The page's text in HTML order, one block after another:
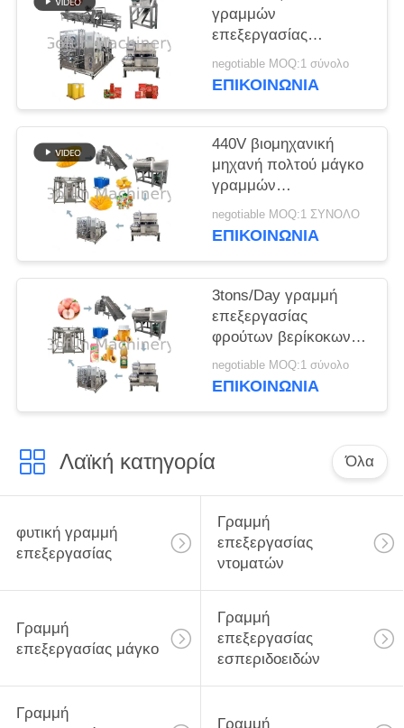
ΖΗΤΉΣΤΕ
ΈΝΑ
ΑΠΌΣΠΑΣΜΑ
SITEMAP
ΠΟΛΙΤΙΚΉ
ΑΠΟΡΡΉΤΟΥ
γραμμών
επεξεργασίας
συμπύκνωσης
σάλτσας
negotiable MOQ:1 σύνολο
ΕΠΙΚΟΙΝΩΝΙΑ
440V βιομηχανική
μηχανή πολτού μάγκο
γραμμών
επεξεργασίας χυμού
μάγκο
negotiable MOQ:1 ΣΥΝΟΛΟ
ΕΠΙΚΟΙΝΩΝΙΑ
3tons/Day γραμμή
επεξεργασίας
φρούτων βερίκοκων
ροδάκινων ελέγχου
PLC
negotiable MOQ:1 σύνολο
ΕΠΙΚΟΙΝΩΝΙΑ
Λαϊκή κατηγορία Όλα
φυτική γραμμή
επεξεργασίας
Γραμμή
επεξεργασίας
ντοματών
Γραμμή
επεξεργασίας μάγκο
Γραμμή
επεξεργασίας
εσπεριδοειδών
Γραμμή
Γραμμή